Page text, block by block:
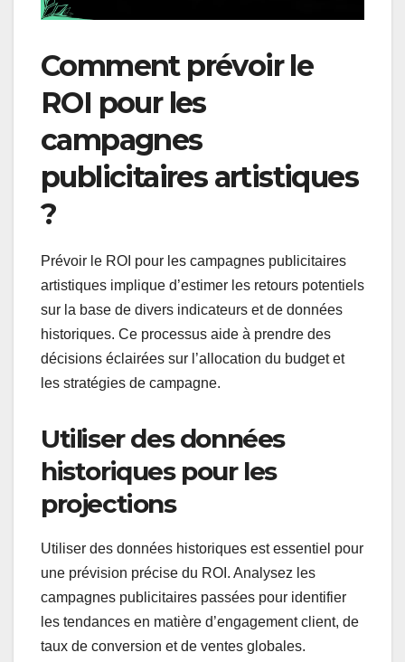
Comment prévoir le
ROI pour les
campagnes
publicitaires artistiques
?
Prévoir le ROI pour les campagnes publicitaires
artistiques implique d’estimer les retours potentiels
sur la base de divers indicateurs et de données
historiques. Ce processus aide à prendre des
décisions éclairées sur l’allocation du budget et
les stratégies de campagne.
Utiliser des données
historiques pour les
projections
Utiliser des données historiques est essentiel pour
une prévision précise du ROI. Analysez les
campagnes publicitaires passées pour identifier
les tendances en matière d’engagement client, de
taux de conversion et de ventes globales.